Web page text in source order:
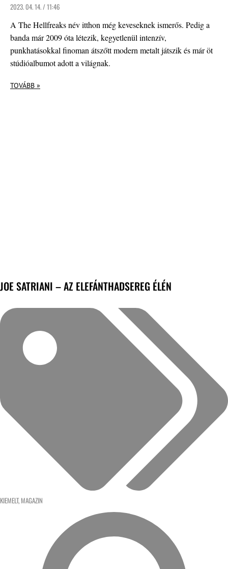
2023. 04. 14. / 11:46
A The Hellfreaks név itthon még keveseknek ismerős. Pedig a
banda már 2009 óta létezik, kegyetlenül intenzív,
punkhatásokkal finoman átszőtt modern metalt játszik és már öt
stúdióalbumot adott a világnak.
TOVÁBB »
JOE SATRIANI – AZ ELEFÁNTHADSEREG ÉLÉN
KIEMELT, MAGAZIN